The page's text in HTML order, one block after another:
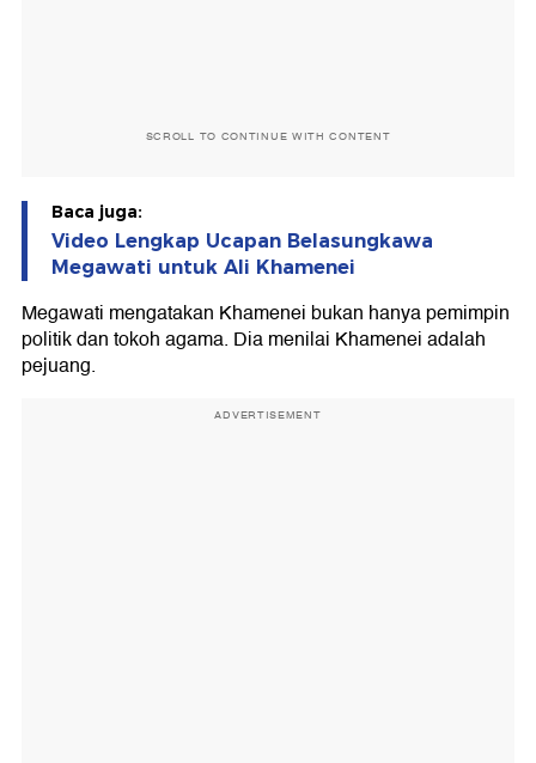
SCROLL TO CONTINUE WITH CONTENT
Baca juga:
Video Lengkap Ucapan Belasungkawa
Megawati untuk Ali Khamenei
Megawati mengatakan Khamenei bukan hanya pemimpin
politik dan tokoh agama. Dia menilai Khamenei adalah
pejuang.
ADVERTISEMENT